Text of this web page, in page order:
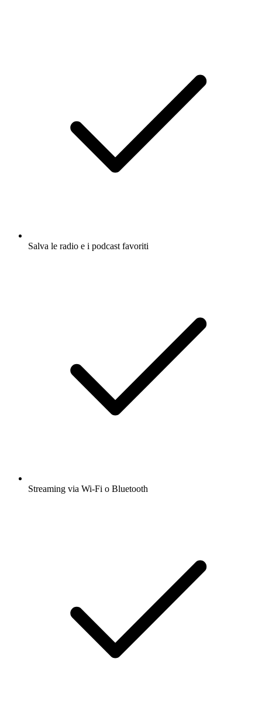
Salva le radio e i podcast favoriti
Streaming via Wi-Fi o Bluetooth